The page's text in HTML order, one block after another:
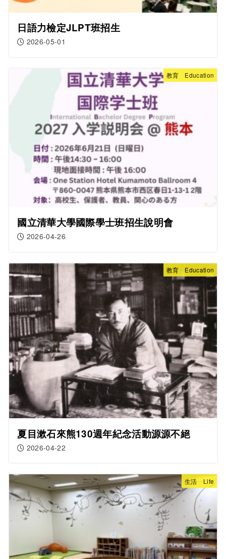
日語力檢定JLPT班招生
2026-05-01
教育 Education
國立清華大學國際學士班招生說明會
2026-04-26
教育 Education
夏目漱石來熊130週年紀念活動源源不絕
2026-04-22
生活 Life